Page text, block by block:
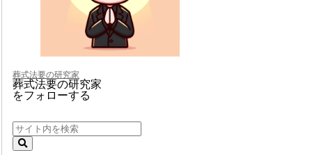
葬式法要の研究家
葬式法要の研究家
をフォローする